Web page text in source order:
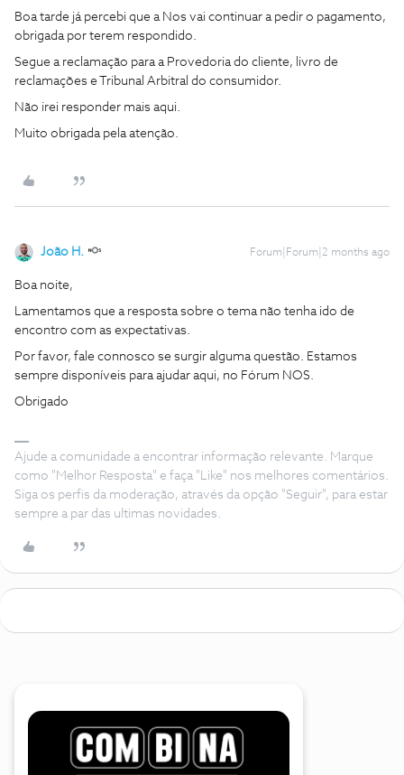
Boa tarde já percebi que a Nos vai continuar a pedir o pagamento,
obrigada por terem respondido.
Segue a reclamação para a Provedoria do cliente, livro de
reclamações e Tribunal Arbitral do consumidor.
Não irei responder mais aqui.
Muito obrigada pela atenção.
João H. Forum|Forum|2 months ago
Boa noite,
Lamentamos que a resposta sobre o tema não tenha ido de
encontro com as expectativas.
Por favor, fale connosco se surgir alguma questão. Estamos
sempre disponíveis para ajudar aqui, no Fórum NOS.
Obrigado
Ajude a comunidade a encontrar informação relevante. Marque
como "Melhor Resposta" e faça "Like" nos melhores comentários.
Siga os perfis da moderação, através da opção "Seguir", para estar
sempre a par das ultimas novidades.